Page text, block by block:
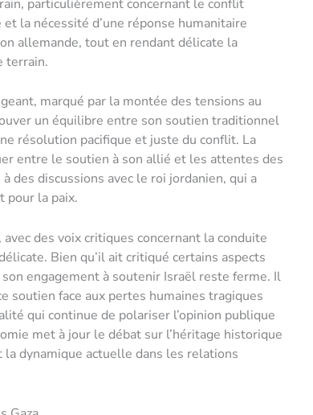
particulièrement concernant le conflit
la nécessité d’une réponse humanitaire
allemande, tout en rendant délicate la
terrain.
marqué par la montée des tensions au
un équilibre entre son soutien traditionnel
résolution pacifique et juste du conflit. La
entre le soutien à son allié et les attentes des
des discussions avec le roi jordanien, qui a
pour la paix.
des voix critiques concernant la conduite
Bien qu’il ait critiqué certains aspects
engagement à soutenir Israël reste ferme. Il
soutien face aux pertes humaines tragiques
qui continue de polariser l’opinion publique
met à jour le débat sur l’héritage historique
dynamique actuelle dans les relations